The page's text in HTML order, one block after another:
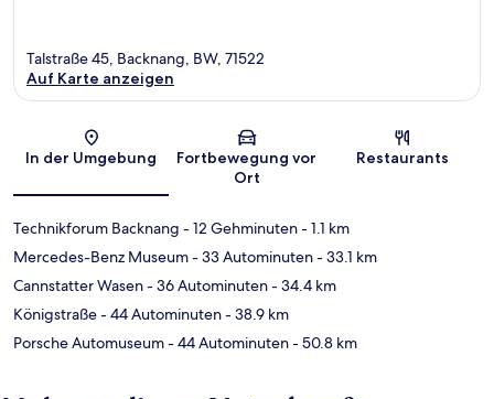
Karte
Talstraße 45, Backnang, BW, 71522
Auf Karte anzeigen
In der Umgebung
Fortbewegung vor
Ort
Restaurants
Technikforum Backnang - 12 Gehminuten- 1.1 km
Mercedes-Benz Museum- 33 Autominuten- 33.1 km
Cannstatter Wasen- 36 Autominuten- 34.4 km
Königstraße- 44 Autominuten- 38.9 km
Porsche Automuseum- 44 Autominuten- 50.8 km